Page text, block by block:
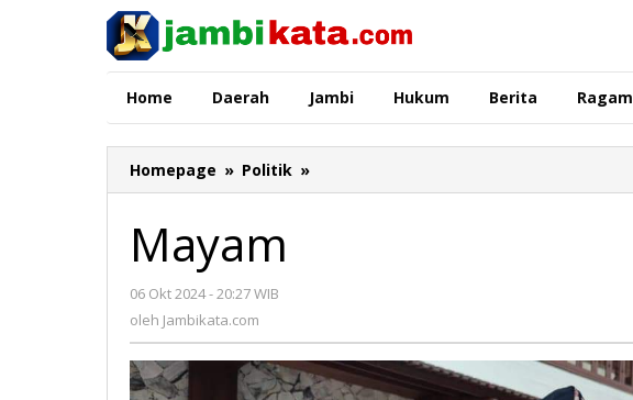
Home Daerah Jambi Hukum Berita Ragam
Homepage » Politik »
Mayam
06 Okt 2024 - 20:27 WIB
oleh Jambikata.com